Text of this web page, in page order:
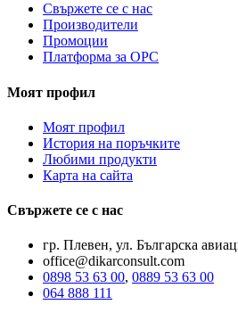
Свържете се с нас
Производители
Промоции
Платформа за ОРС
Моят профил
Моят профил
История на поръчките
Любими продукти
Карта на сайта
Свържете се с нас
гр. Плевен, ул. Българска
office@dikarconsult.com
0898 53 63 00, 0889 53 63 00
064 888 111